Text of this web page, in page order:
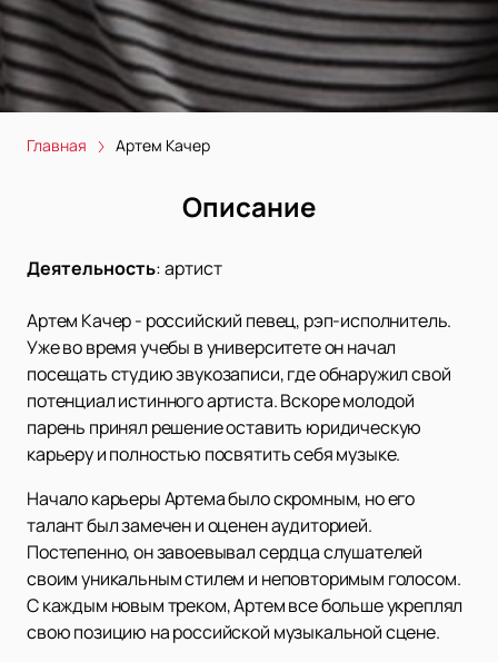
Главная Артем Качер
Описание
Деятельность:артист
Артем Качер - российский певец, рэп-исполнитель.
Уже во время учебы в университете он начал
посещать студию звукозаписи, где обнаружил свой
потенциал истинного артиста. Вскоре молодой
парень принял решение оставить юридическую
карьеру и полностью посвятить себя музыке.
Начало карьеры Артема было скромным, но его
талант был замечен и оценен аудиторией.
Постепенно, он завоевывал сердца слушателей
своим уникальным стилем и неповторимым голосом.
С каждым новым треком, Артем все больше укреплял
свою позицию на российской музыкальной сцене.